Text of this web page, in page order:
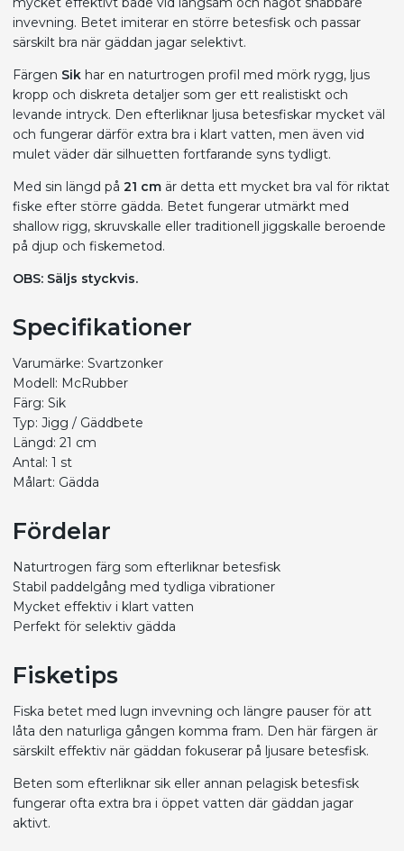
invevning. Betet imiterar en större betesfisk och passar
särskilt bra när gäddan jagar selektivt.
Färgen Sik har en naturtrogen profil med mörk rygg, ljus
kropp och diskreta detaljer som ger ett realistiskt och
levande intryck. Den efterliknar ljusa betesfiskar mycket väl
och fungerar därför extra bra i klart vatten, men även vid
mulet väder där silhuetten fortfarande syns tydligt.
Med sin längd på 21 cm är detta ett mycket bra val för riktat
fiske efter större gädda. Betet fungerar utmärkt med
shallow rigg, skruvskalle eller traditionell jiggskalle beroende
på djup och fiskemetod.
OBS: Säljs styckvis.
Specifikationer
Varumärke: Svartzonker
Modell: McRubber
Färg: Sik
Typ: Jigg / Gäddbete
Längd: 21 cm
Antal: 1 st
Målart: Gädda
Fördelar
Naturtrogen färg som efterliknar betesfisk
Stabil paddelgång med tydliga vibrationer
Mycket effektiv i klart vatten
Perfekt för selektiv gädda
Fisketips
Fiska betet med lugn invevning och längre pauser för att
låta den naturliga gången komma fram. Den här färgen är
särskilt effektiv när gäddan fokuserar på ljusare betesfisk.
Beten som efterliknar sik eller annan pelagisk betesfisk
fungerar ofta extra bra i öppet vatten där gäddan jagar
aktivt.